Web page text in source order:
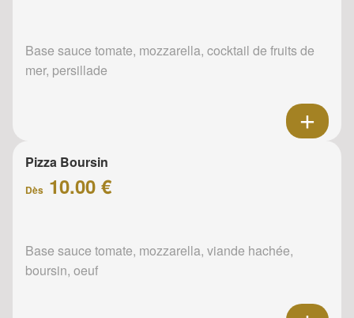
Base sauce tomate, mozzarella, cocktail de fruits de
mer, persillade
Pizza Boursin
Dès 10.00 €
Base sauce tomate, mozzarella, viande hachée,
boursin, oeuf